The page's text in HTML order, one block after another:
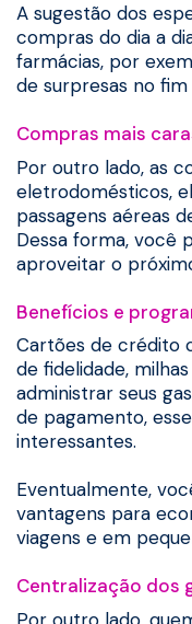
A sugestão dos
compras do dia a
farmácias, por
de surpresas no fim
Compras mais
Por outro lado, as
eletrodomésticos,
passagens aéreas
Dessa forma, você
aproveitar o
Benefícios e
Cartões de crédito
de fidelidade,
administrar seus
de pagamento,
interessantes.
Eventualmente,
vantagens para
viagens e em
Centralização dos